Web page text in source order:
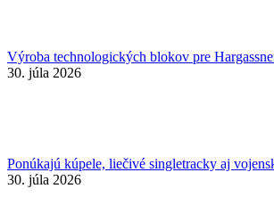
Výroba technologických blokov pre
30. júla 2026
Ponúkajú kúpele, liečivé singletracky aj
30. júla 2026